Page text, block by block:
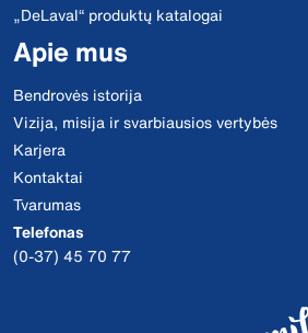
„DeLaval“ produktų katalogai
Apie mus
Bendrovės istorija
Vizija, misija ir svarbiausios vertybės
Karjera
Kontaktai
Tvarumas
Telefonas
(0-37) 45 70 77